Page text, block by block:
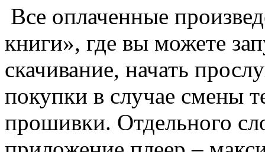
Все оплаченные
книги», где вы можете
скачивание, начать
покупки в случае смены
прошивки. Отдельного